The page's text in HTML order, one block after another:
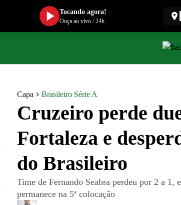
Capa Brasileiro Série A
Cruzeiro perde
Fortaleza e
do Brasileiro
Time de Fernando Seabra perdeu por 2 a 1,
permanece na 5ª colocação
Tocando agora!
Ouça ao vivo/24h